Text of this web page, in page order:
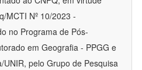
MCTI Nº 10/2023 -
no Programa de Pós-
em Geografia - PPGG e
pelo Grupo de Pesquisa